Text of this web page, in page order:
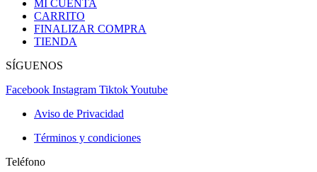
MI CUENTA
CARRITO
FINALIZAR COMPRA
TIENDA
SÍGUENOS
Facebook Instagram TiktokYoutube
Aviso de Privacidad
Términos y condiciones
Teléfono